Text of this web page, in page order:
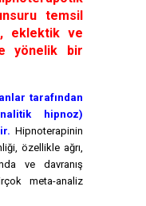
temsil
eklektik ve
yönelik bir
tarafından
hipnoz)
Hipnoterapinin
özellikle ağrı,
ve davranış
meta-analiz